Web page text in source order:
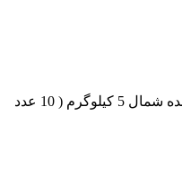
سبزی قورمه سرخ شده شمال 5 کیلوگرم ( 10 عدد